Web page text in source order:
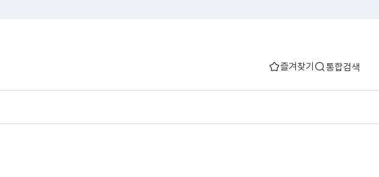
즐겨찾기 통합검색